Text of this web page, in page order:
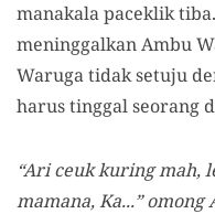
manakala paceklik
meninggalkan Ambu
Waruga tidak setuju
harus tinggal seorang
“Ari ceuk kuring mah,
mamana, Ka...”